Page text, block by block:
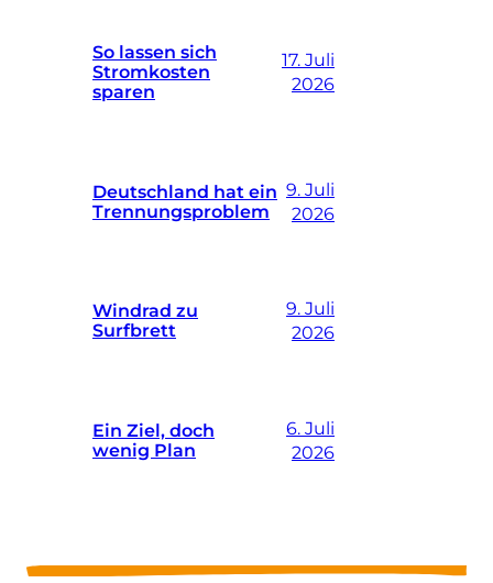
So lassen sich
Stromkosten
sparen
17. Juli
2026
Deutschland hat ein
Trennungsproblem
9. Juli
2026
Windrad zu
Surfbrett
9. Juli
2026
Ein Ziel, doch
wenig Plan
6. Juli
2026